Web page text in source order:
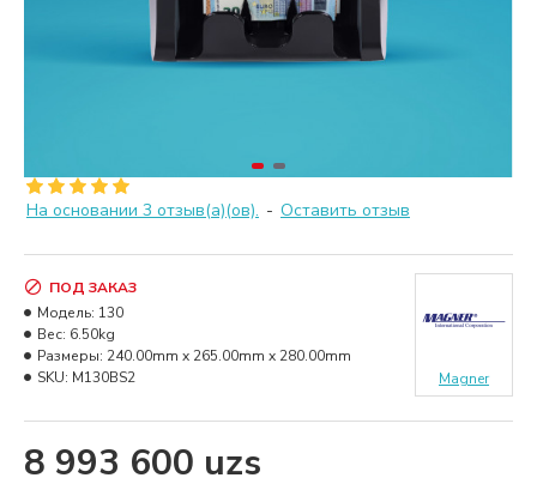
На основании 3 отзыв(а)(ов). - Оставить отзыв
8 993 600 uzs
ПОД ЗАКАЗ
Модель: 130
Вес: 6.50kg
Размеры: 240.00mm x 265.00mm x 280.00mm
SKU: M130BS2 Magner